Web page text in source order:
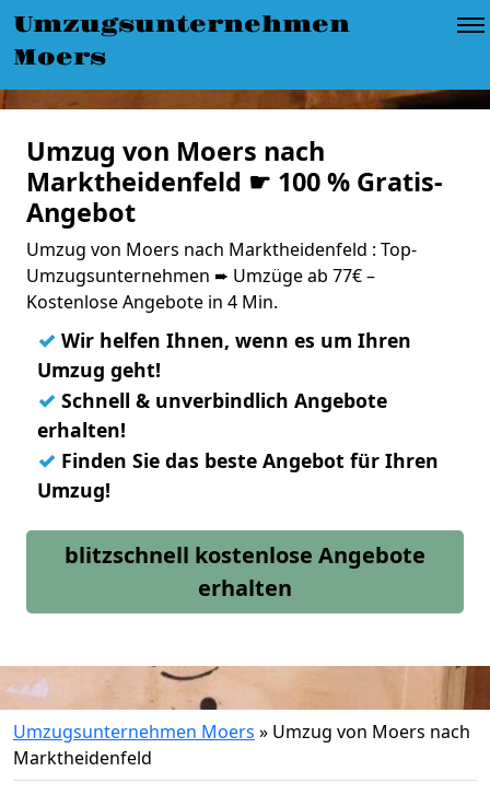
Umzugsunternehmen
Moers
Umzug von Moers nach
Marktheidenfeld ☛ 100 % Gratis-
Angebot
Umzug von Moers nach Marktheidenfeld : Top-
Umzugsunternehmen ➨ Umzüge ab 77€ –
Kostenlose Angebote in 4 Min.
✓ Wir helfen Ihnen, wenn es um Ihren
Umzug geht!
✓ Schnell & unverbindlich Angebote
erhalten!
✓ Finden Sie das beste Angebot für Ihren
Umzug!
blitzschnell kostenlose Angebote
erhalten
Umzugsunternehmen Moers » Umzug von Moers nach
Marktheidenfeld